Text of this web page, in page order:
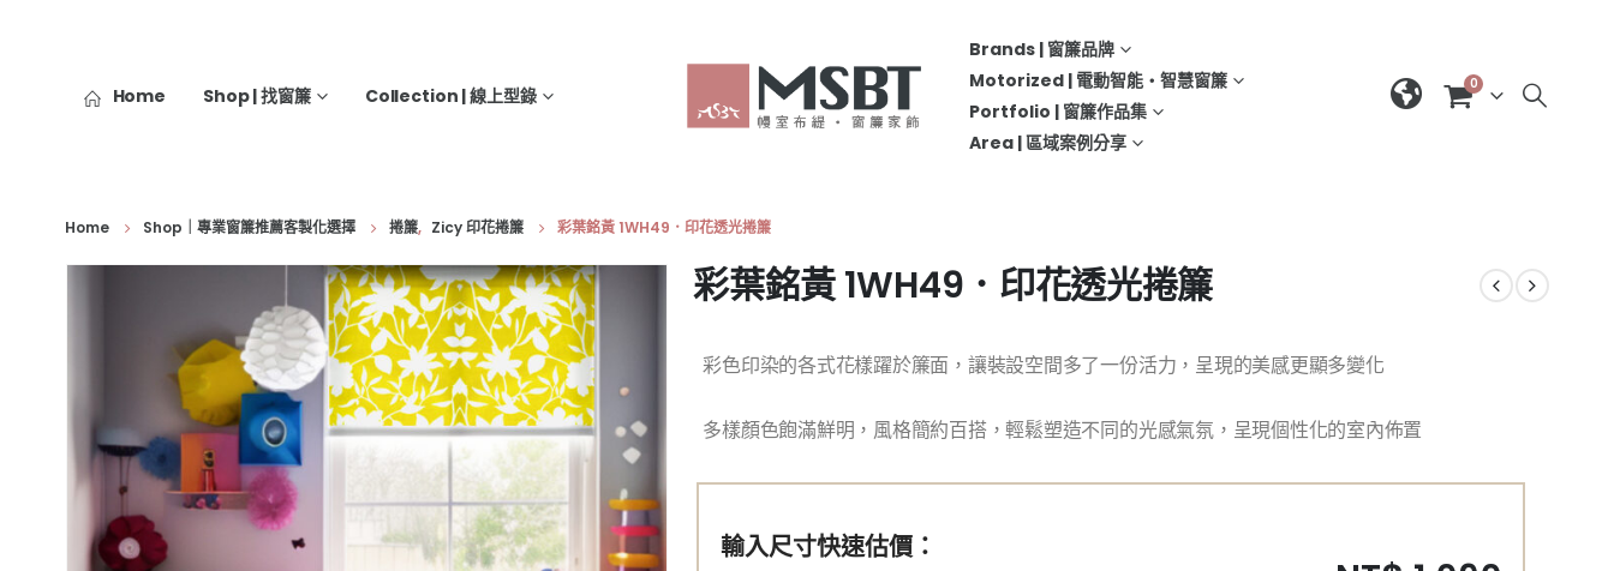
Home Shop | 找窗簾 Collection | 線上型錄
Brands | 窗簾品牌
Motorized | 電動智能‧智慧窗簾
Portfolio | 窗簾作品集
Area | 區域案例分享
0
Home Shop｜專業窗簾推薦客製化選擇 捲簾, Zicy 印花捲簾 彩葉銘黃 1WH49．印花透光捲簾
彩葉銘黃 1WH49．印花透光捲簾
彩色印染的各式花樣躍於簾面，讓裝設空間多了一份活力，呈現的美感更顯多變化
多樣顏色飽滿鮮明，風格簡約百搭，輕鬆塑造不同的光感氣氛，呈現個性化的室內佈置
輸入尺寸快速估價：